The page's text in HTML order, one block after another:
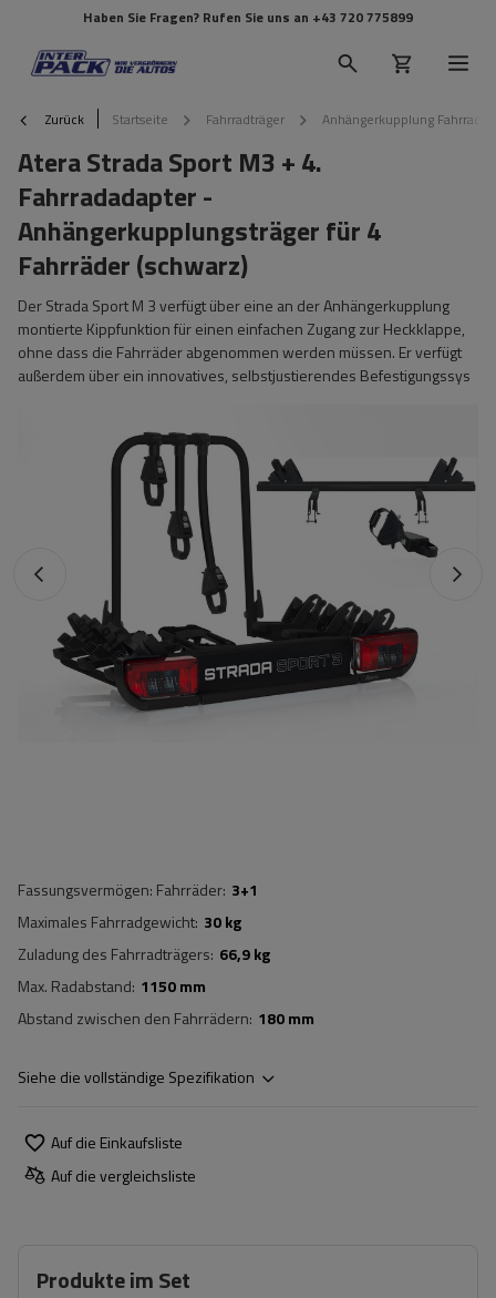
Haben Sie Fragen? Rufen Sie uns an +43 720 775899
Zurück Startseite Fahrradträger Anhängerkupplung
Atera Strada Sport M3 + 4.
Fahrradadapter -
Anhängerkupplungsträger für 4
Fahrräder (schwarz)
Der Strada Sport M 3 verfügt über eine an der Anhängerkupplung
montierte Kippfunktion für einen einfachen Zugang zur Heckklappe,
ohne dass die Fahrräder abgenommen werden müssen. Er verfügt
außerdem über ein innovatives, selbstjustierendes Befestigungssys
Fassungsvermögen: Fahrräder 3+1
Maximales Fahrradgewicht 30 kg
Zuladung des Fahrradträgers 66,9 kg
Max. Radabstand 1150 mm
Abstand zwischen den Fahrrädern 180 mm
Siehe die vollständige Spezifikation
Auf die Einkaufsliste
Auf die vergleichsliste
Produkte im Set